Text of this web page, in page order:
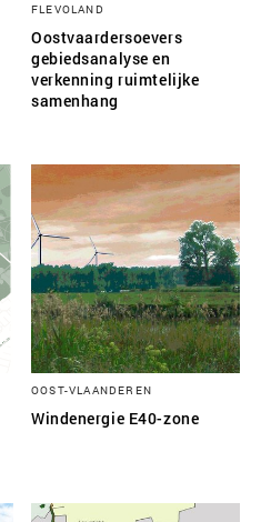
FLEVOLAND
Oostvaardersoevers
gebiedsanalyse en
verkenning ruimtelijke
samenhang
OOST-VLAANDEREN
Windenergie E40-zone